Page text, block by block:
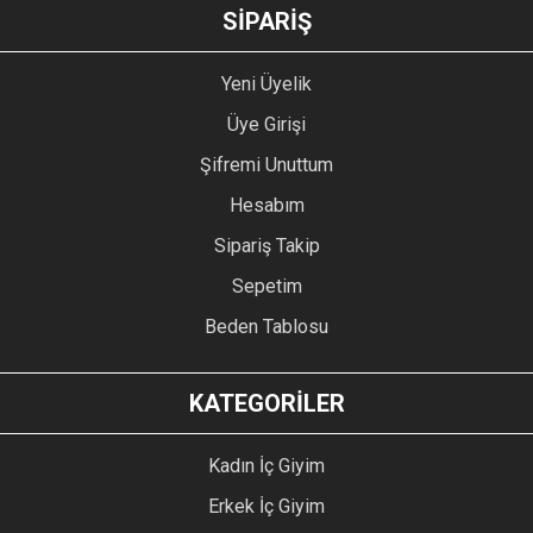
GÖNDER
SİPARİŞ
Yeni Üyelik
Üye Girişi
Şifremi Unuttum
Hesabım
Sipariş Takip
Sepetim
Beden Tablosu
KATEGORİLER
Kadın İç Giyim
Erkek İç Giyim